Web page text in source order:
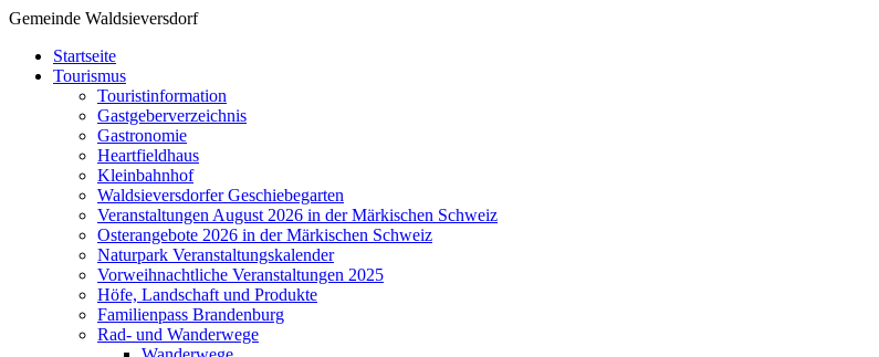
Gemeinde Waldsieversdorf
Startseite
Tourismus
Touristinformation
Gastgeberverzeichnis
Gastronomie
Heartfieldhaus
Kleinbahnhof
Waldsieversdorfer Geschiebegarten
Veranstaltungen August 2026 in der Märkischen Schweiz
Osterangebote 2026 in der Märkischen Schweiz
Naturpark Veranstaltungskalender
Vorweihnachtliche Veranstaltungen 2025
Höfe, Landschaft und Produkte
Familienpass Brandenburg
Rad- und Wanderwege